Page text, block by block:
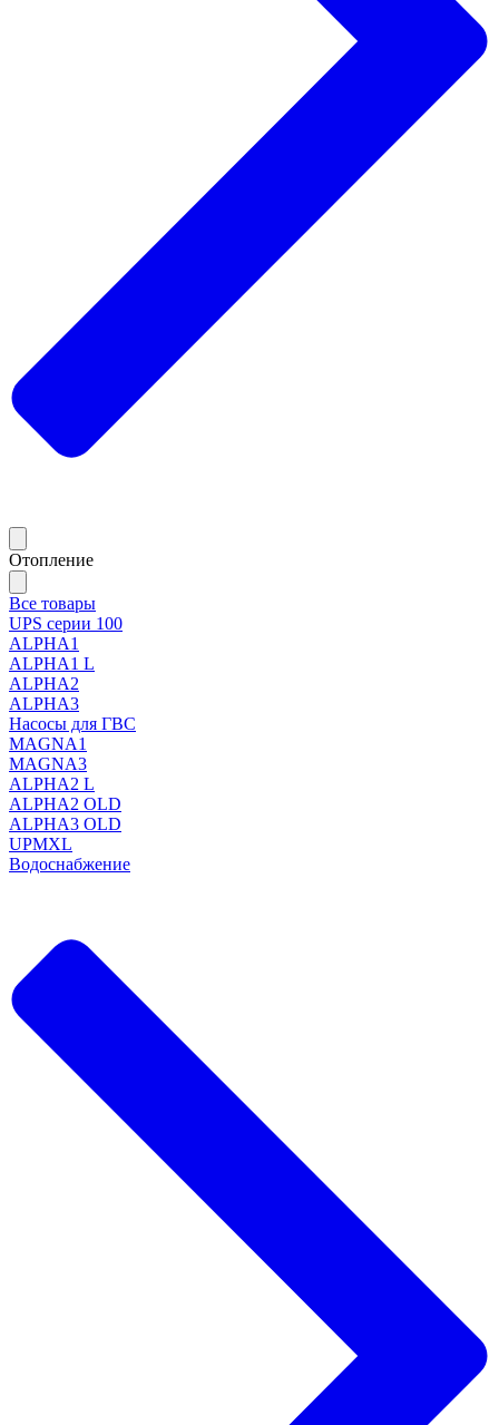
Отопление
Все товары
UPS серии 100
ALPHA1
ALPHA1 L
ALPHA2
ALPHA3
Насосы для ГВС
MAGNA1
MAGNA3
ALPHA2 L
ALPHA2 OLD
ALPHA3 OLD
UPMXL
Водоснабжение